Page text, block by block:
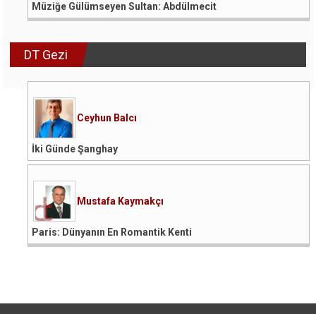
Müziğe Gülümseyen Sultan: Abdülmecit
DT Gezi
Ceyhun Balcı
İki Günde Şanghay
Mustafa Kaymakçı
Paris: Dünyanın En Romantik Kenti